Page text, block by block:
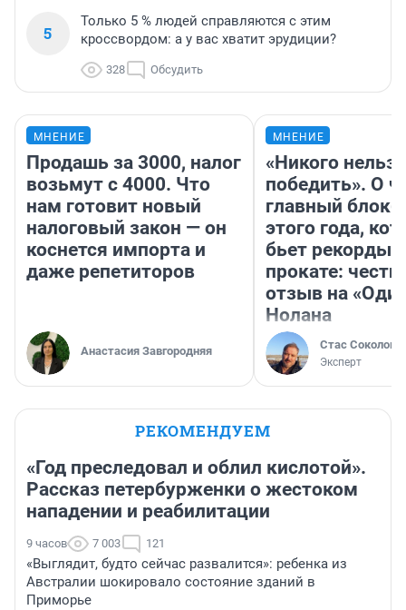
5
Только 5 % людей справляются с этим
кроссвордом: а у вас хватит эрудиции?
328 Обсудить
МНЕНИЕ
Продашь за 3000, налог
возьмут с 4000. Что
нам готовит новый
налоговый закон — он
коснется импорта и
даже репетиторов
Анастасия Завгородняя
МНЕНИЕ
«Никого нельзя
победить». О
главный
этого года,
бьет рекорды в
прокате:
отзыв на
Нолана
Стас Соколов
Эксперт
РЕКОМЕНДУЕМ
«Год преследовал и облил кислотой».
Рассказ петербурженки о жестоком
нападении и реабилитации
9 часов 7 003 121
«Выглядит, будто сейчас развалится»: ребенка из
Австралии шокировало состояние зданий в
Приморье